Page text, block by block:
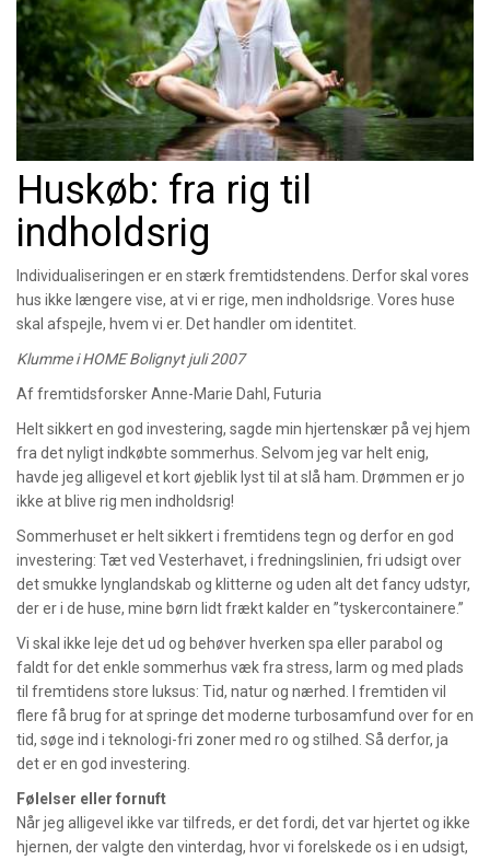
Huskøb: fra rig til
indholdsrig
Individualiseringen er en stærk fremtidstendens. Derfor skal vores
hus ikke længere vise, at vi er rige, men indholdsrige. Vores huse
skal afspejle, hvem vi er. Det handler om identitet.
Klumme i HOME Bolignyt juli 2007
Af fremtidsforsker Anne-Marie Dahl, Futuria
Helt sikkert en god investering, sagde min hjertenskær på vej hjem
fra det nyligt indkøbte sommerhus. Selvom jeg var helt enig,
havde jeg alligevel et kort øjeblik lyst til at slå ham. Drømmen er jo
ikke at blive rig men indholdsrig!
Sommerhuset er helt sikkert i fremtidens tegn og derfor en god
investering: Tæt ved Vesterhavet, i fredningslinien, fri udsigt over
det smukke lynglandskab og klitterne og uden alt det fancy udstyr,
der er i de huse, mine børn lidt frækt kalder en ”tyskercontainere.”
Vi skal ikke leje det ud og behøver hverken spa eller parabol og
faldt for det enkle sommerhus væk fra stress, larm og med plads
til fremtidens store luksus: Tid, natur og nærhed. I fremtiden vil
flere få brug for at springe det moderne turbosamfund over for en
tid, søge ind i teknologi-fri zoner med ro og stilhed. Så derfor, ja
det er en god investering.
Følelser eller fornuft
Når jeg alligevel ikke var tilfreds, er det fordi, det var hjertet og ikke
hjernen, der valgte den vinterdag, hvor vi forelskede os i en udsigt,